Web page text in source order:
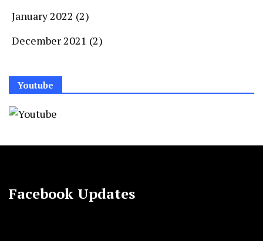
January 2022 (2)
December 2021 (2)
Youtube
Facebook Updates